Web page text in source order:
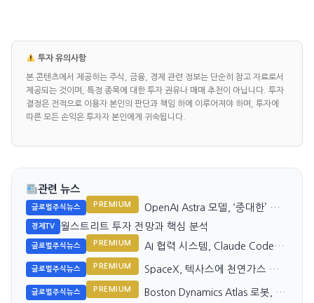
투자 유의사항
본 콘텐츠에서 제공하는 주식, 금융, 경제 관련 정보는 단순히 참고 자료로서
제공되는 것이며, 특정 종목에 대한 투자 권유나 매매 추천이 아닙니다. 투자
결정은 전적으로 이용자 본인의 판단과 책임 하에 이루어져야 하며, 투자에
따른 모든 손익은 투자자 본인에게 귀속됩니다.
관련 뉴스
글로벌주식뉴스 PREMIUM
OpenAI Astra 모델, ‘중대한’ 해
킹 능력 우려 제기
경제TV 월스트리트 투자 전망과 핵심 분석
글로벌주식뉴스 PREMIUM
AI 협력 시스템, Claude Code
글로벌주식뉴스 PREMIUM
SpaceX, 텍사스에 천연가스 발
글로벌주식뉴스 PREMIUM
Boston Dynamics Atlas 로봇, 3